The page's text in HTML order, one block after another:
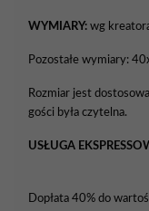
WYMIARY: wg
Pozostałe wymiary:
Rozmiar jest
gości była czytelna.
USŁUGA
Dopłata 40% do